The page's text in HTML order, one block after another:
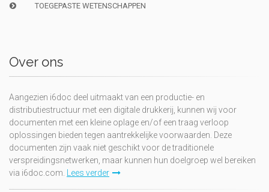
TOEGEPASTE WETENSCHAPPEN
Over ons
Aangezien i6doc deel uitmaakt van een productie- en
distributiestructuur met een digitale drukkerij, kunnen wij voor
documenten met een kleine oplage en/of een traag verloop
oplossingen bieden tegen aantrekkelijke voorwaarden. Deze
documenten zijn vaak niet geschikt voor de traditionele
verspreidingsnetwerken, maar kunnen hun doelgroep wel bereiken
via i6doc.com.
Lees verder